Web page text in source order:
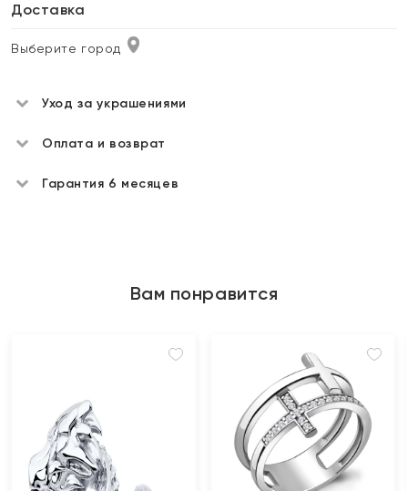
Доставка
Выберите город
Уход за украшениями
Оплата и возврат
Гарантия 6 месяцев
Вам понравится